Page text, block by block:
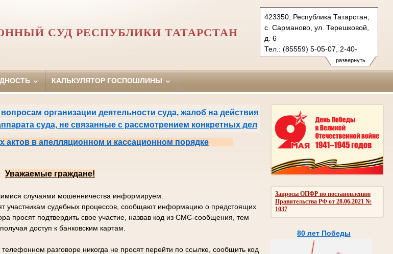
развернуть
423350, Республика Татарстан,
с. Сарманово, ул. Терешковой,
д. 6
Тел.: (85559) 5-05-07, 2-40-
35 (ф.)
sarmanovsky.tat@sudrf.ru
СУД РЕСПУБЛИКИ ТАТАРСТАН
КАЛЬКУЛЯТОР ГОСПОШЛИНЫ
Запросы ОПФР по постановлению
Правительства РФ от 28.06.2021 №
1037
80 лет Победы
организации деятельности суда, жалоб на действия
суда, не связанные с рассмотрением конкретных дел
актов в апелляционном и кассационном порядке
Уважаемые граждане!
случаями мошенничества информируем.
участникам судебных процессов, сообщают информацию о предстоящих
просят подтвердить свое участие, назвав код из СМС-сообщения, тем
доступ к банковским картам.
разговоре никогда не просят перейти по ссылке, сообщить код